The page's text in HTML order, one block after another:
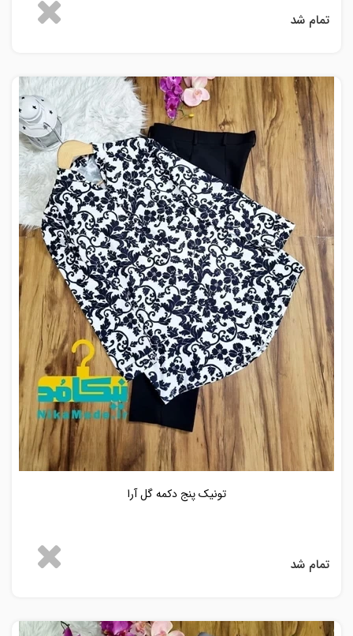
تمام شد
تونیک پنج دکمه گل آرا
تمام شد